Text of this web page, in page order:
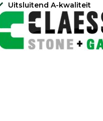
Uitsluitend A-kwaliteit